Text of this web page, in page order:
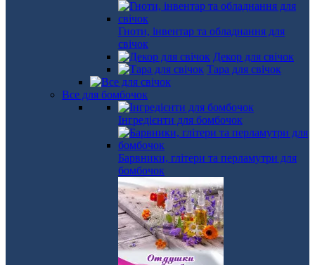
Гноти, інвентар та обладнання для
свічок
Декор для свічок
Тара для свічок
Все для бомбочок
Інгредієнти для бомбочок
Барвники, глітери та перламутри для
бомбочок